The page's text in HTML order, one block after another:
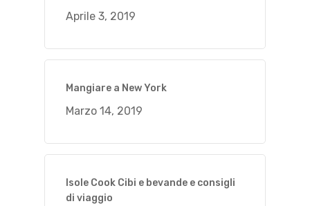
Aprile 3, 2019
Mangiare a New York
Marzo 14, 2019
Isole Cook Cibi e bevande e consigli
di viaggio